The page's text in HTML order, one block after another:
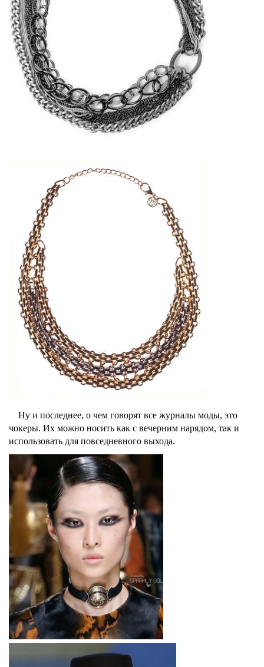
Ну и последнее, о чем говорят все журналы моды, это
чокеры. Их можно носить как с вечерним нарядом, так и
использовать для повседневного выхода.